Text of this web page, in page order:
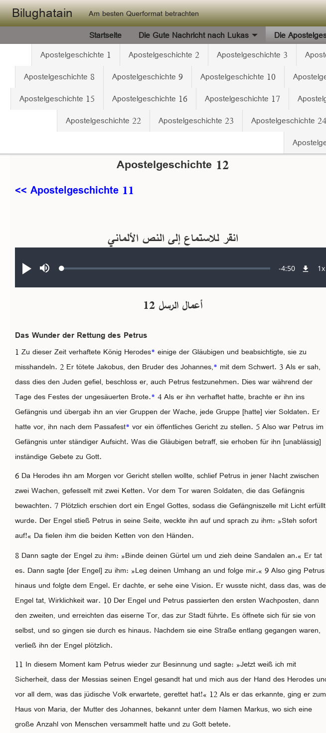
Skip to main content
Bilughatain Am besten Querformat betrachten
Startseite Die Gute Nachricht nach Lukas
Die
Apostelgeschichte 1
Apostelgeschichte 2 Apostelgeschichte 3
Apostelgeschichte 8
Apostelgeschichte 9 Apostelgeschichte 10
Apostelgeschichte 15
Apostelgeschichte 16 Apostelgeschichte 17
Apostelgeschichte 22
Apostelgeschichte 23 Apostelgeschichte 24
Apostelgeschichte 12
<< Apostelgeschichte 11
انقر للاستماع إلى النص الألماني
AbspielenStummLoaded: Remaining
Time
-4:50 1x
أعمال الرسل 12
Das Wunder der Rettung des Petrus
1 Zu dieser Zeit verhaftete König Herodes* einige der Gläubigen und beabsichtigte, sie zu
misshandeln. 2 Er tötete Jakobus, den Bruder des Johannes,* mit dem Schwert. 3 Als er sah,
dass dies den Juden gefiel, beschloss er, auch Petrus festzunehmen. Dies war während der
Tage des Festes der ungesäuerten Brote.* 4 Als er ihn verhaftet hatte, brachte er ihn ins
Gefängnis und übergab ihn an vier Gruppen der Wache, jede Gruppe [hatte] vier Soldaten. Er
hatte vor, ihn nach dem Passafest* vor ein öffentliches Gericht zu stellen. 5 Also war Petrus im
Gefängnis unter ständiger Aufsicht. Was die Gläubigen betraff, sie erhoben für ihn [unablässig]
inständige Gebete zu Gott.
6 Da Herodes ihn am Morgen vor Gericht stellen wollte, schlief Petrus in jener Nacht zwischen
zwei Wachen, gefesselt mit zwei Ketten. Vor dem Tor waren Soldaten, die das Gefängnis
bewachten. 7 Plötzlich erschien dort ein Engel Gottes, sodass die Gefängniszelle mit Licht erfüllt
wurde. Der Engel stieß Petrus in seine Seite, weckte ihn auf und sprach zu ihm: »Steh sofort
auf!« Da fielen ihm die beiden Ketten von den Händen.
8 Dann sagte der Engel zu ihm: »Binde deinen Gürtel um und zieh deine Sandalen an.« Er tat
es. Dann sagte [der Engel] zu ihm: »Leg deinen Umhang an und folge mir.« 9 Also ging Petrus
hinaus und folgte dem Engel. Er dachte, er sehe eine Vision. Er wusste nicht, dass das, was
Engel tat, Wirklichkeit war. 10 Der Engel und Petrus passierten den ersten Wachposten, dann
den zweiten, und erreichten das eiserne Tor, das zur Stadt führte. Es öffnete sich für sie von
selbst, und so gingen sie durch es hinaus. Nachdem sie eine Straße entlang gegangen waren,
verließ ihn der Engel plötzlich.
11 In diesem Moment kam Petrus wieder zur Besinnung und sagte: »Jetzt weiß ich mit
Sicherheit, dass der Messias seinen Engel gesandt hat und mich aus der Hand des Herodes
vor all dem, was das jüdische Volk erwartete, gerettet hat!« 12 Als er das erkannte, ging er zum
Haus von Maria, der Mutter des Johannes, bekannt unter dem Namen Markus, wo sich eine
große Anzahl von Menschen versammelt hatte und zu Gott betete.